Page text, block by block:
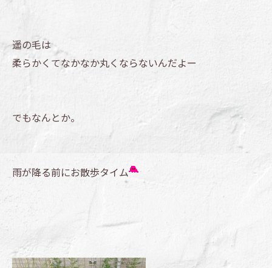
遥の毛は
柔らかくてなかなか丸くならないんだよー
でもなんとか。
雨が降る前にお散歩タイム